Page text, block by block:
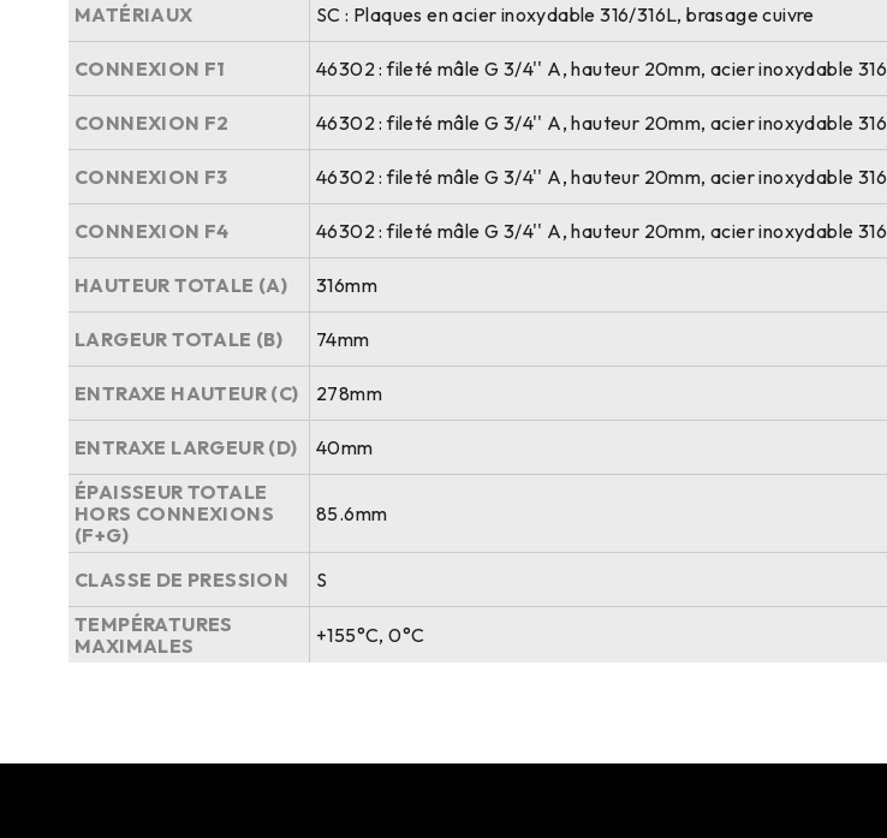
MATÉRIAUX SC : Plaques en acier inoxydable 316/316L, brasage cuivre
CONNEXION F1 46302 : fileté mâle G 3/4'' A, hauteur 20mm, acier inoxydable 316
CONNEXION F2 46302 : fileté mâle G 3/4'' A, hauteur 20mm, acier inoxydable 316
CONNEXION F3 46302 : fileté mâle G 3/4'' A, hauteur 20mm, acier inoxydable 316
CONNEXION F4 46302 : fileté mâle G 3/4'' A, hauteur 20mm, acier inoxydable 316
HAUTEUR TOTALE (A) 316mm
LARGEUR TOTALE (B) 74mm
ENTRAXE HAUTEUR (C) 278mm
ENTRAXE LARGEUR (D)
40mm
ÉPAISSEUR TOTALE
HORS CONNEXIONS
(F+G)
85.6mm
CLASSE DE PRESSION
S
TEMPÉRATURES
MAXIMALES
+155°C, 0°C